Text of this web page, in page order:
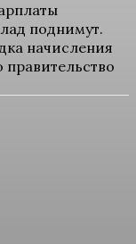
поднимут.
начисления
правительство